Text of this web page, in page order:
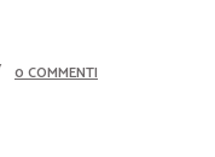
0 COMMENTI